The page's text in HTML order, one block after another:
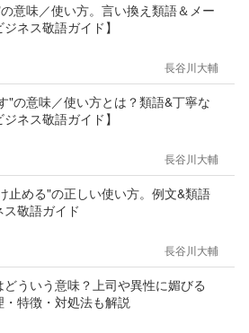
意味／使い方。言い換え類語＆メー
ネス敬語ガイド】
長谷川大輔
"の意味／使い方とは？類語&丁寧な
ネス敬語ガイド】
長谷川大輔
止める"の正しい使い方。例文&類語
敬語ガイド
長谷川大輔
ういう意味？上司や異性に媚びる
・特徴・対処法も解説